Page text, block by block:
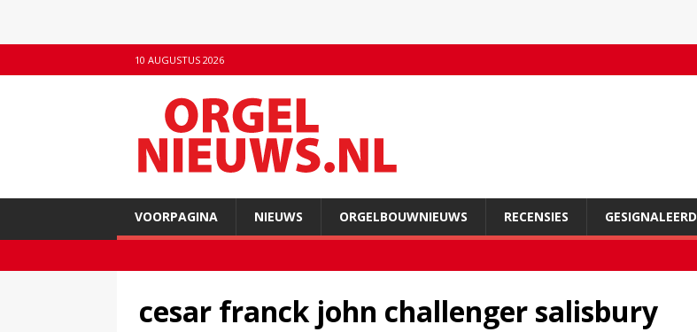
10 AUGUSTUS 2026
VOORPAGINA NIEUWS ORGELBOUWNIEUWS RECENSIES GESIGNALEERD
cesar franck john challenger salisbury